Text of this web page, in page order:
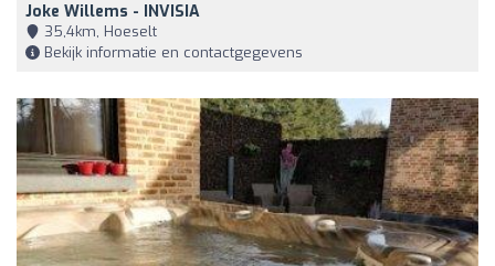
Joke Willems - INVISIA
35,4km, Hoeselt
Bekijk informatie en contactgegevens